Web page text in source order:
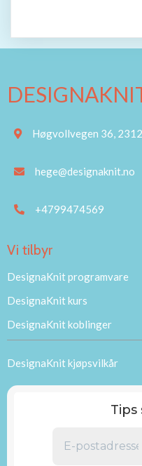
Høgvollvegen 36,
hege@designaknit.no
+4799474569
Vi tilbyr
DesignaKnit programvare
DesignaKnit kurs
DesignaKnit koblinger
DesignaKnit kjøpsvilkår
Tips